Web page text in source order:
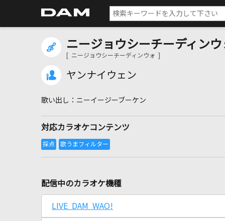
ニージョウシーチーディンウ
[ ニージョウシーチーディンウォ ]
ヤンナイウェン
ニーイージーブーケン
対応カラオケコンテンツ
配信中のカラオケ機種
LIVE DAM WAO!